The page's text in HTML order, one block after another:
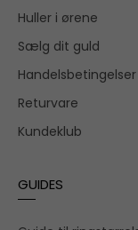
Huller i ørene
Sælg dit guld
Handelsbetingelser
Returvare
Kundeklub
GUIDES